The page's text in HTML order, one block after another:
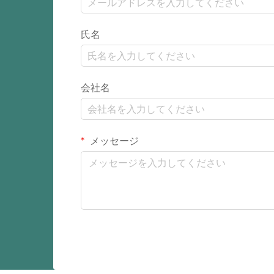
氏名
会社名
メッセージ